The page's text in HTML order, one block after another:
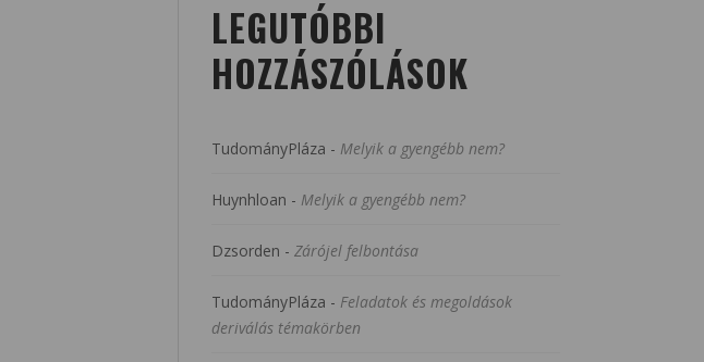
LEGUTÓBBI
HOZZÁSZÓLÁSOK
TudományPláza - Melyik a gyengébb nem?
Huynhloan - Melyik a gyengébb nem?
Dzsorden - Zárójel felbontása
TudományPláza - Feladatok és megoldások
deriválás témakörben